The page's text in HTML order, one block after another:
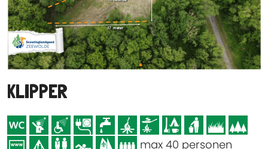
KLIPPER
max 40 personen